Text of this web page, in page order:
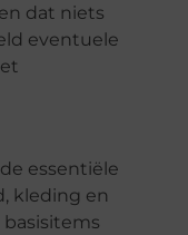
dat niets
eventuele
essentiële
kleding en